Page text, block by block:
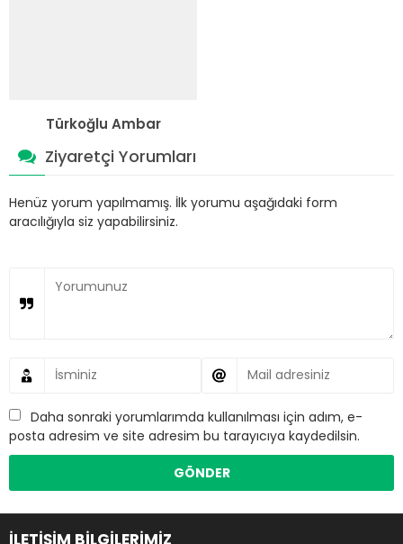
Türkoğlu Ambar
Ziyaretçi Yorumları
Henüz yorum yapılmamış. İlk yorumu aşağıdaki form
aracılığıyla siz yapabilirsiniz.
Daha sonraki yorumlarımda kullanılması için adım, e-
posta adresim ve site adresim bu tarayıcıya kaydedilsin.
İLETİŞİM BİLGİLERİMİZ